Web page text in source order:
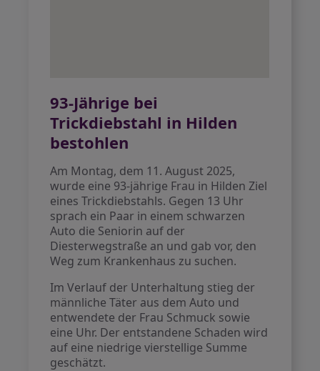
93-Jährige bei
Trickdiebstahl in Hilden
bestohlen
Am Montag, dem 11. August 2025,
wurde eine 93-jährige Frau in Hilden Ziel
eines Trickdiebstahls. Gegen 13 Uhr
sprach ein Paar in einem schwarzen
Auto die Seniorin auf der
Diesterwegstraße an und gab vor, den
Weg zum Krankenhaus zu suchen.
Im Verlauf der Unterhaltung stieg der
männliche Täter aus dem Auto und
entwendete der Frau Schmuck sowie
eine Uhr. Der entstandene Schaden wird
auf eine niedrige vierstellige Summe
geschätzt.